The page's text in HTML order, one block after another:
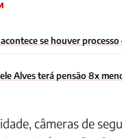
se houver
Alves terá pensão 8x
câmeras de